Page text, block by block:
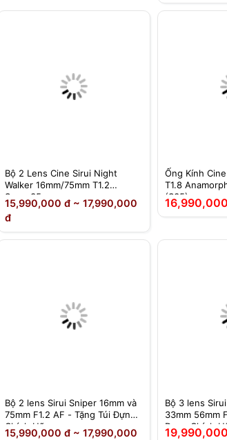
Bộ 2 Lens Cine Sirui Night
Walker 16mm/75mm T1.2
Super35
15,990,000 đ ~ 17,990,000
đ
Ống Kính
T1.8
(S35)
Bộ 2 lens Sirui Sniper 16mm và
75mm F1.2 AF - Tặng Túi Đựng
Chính Hãng
15,990,000 đ ~ 17,990,000
Bộ 3 lens
33mm 56mm
Đựng Chính